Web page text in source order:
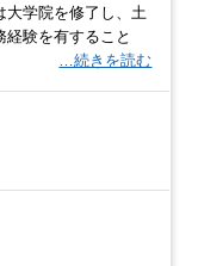
大学院を修了し、土
験を有すること
…続きを読む